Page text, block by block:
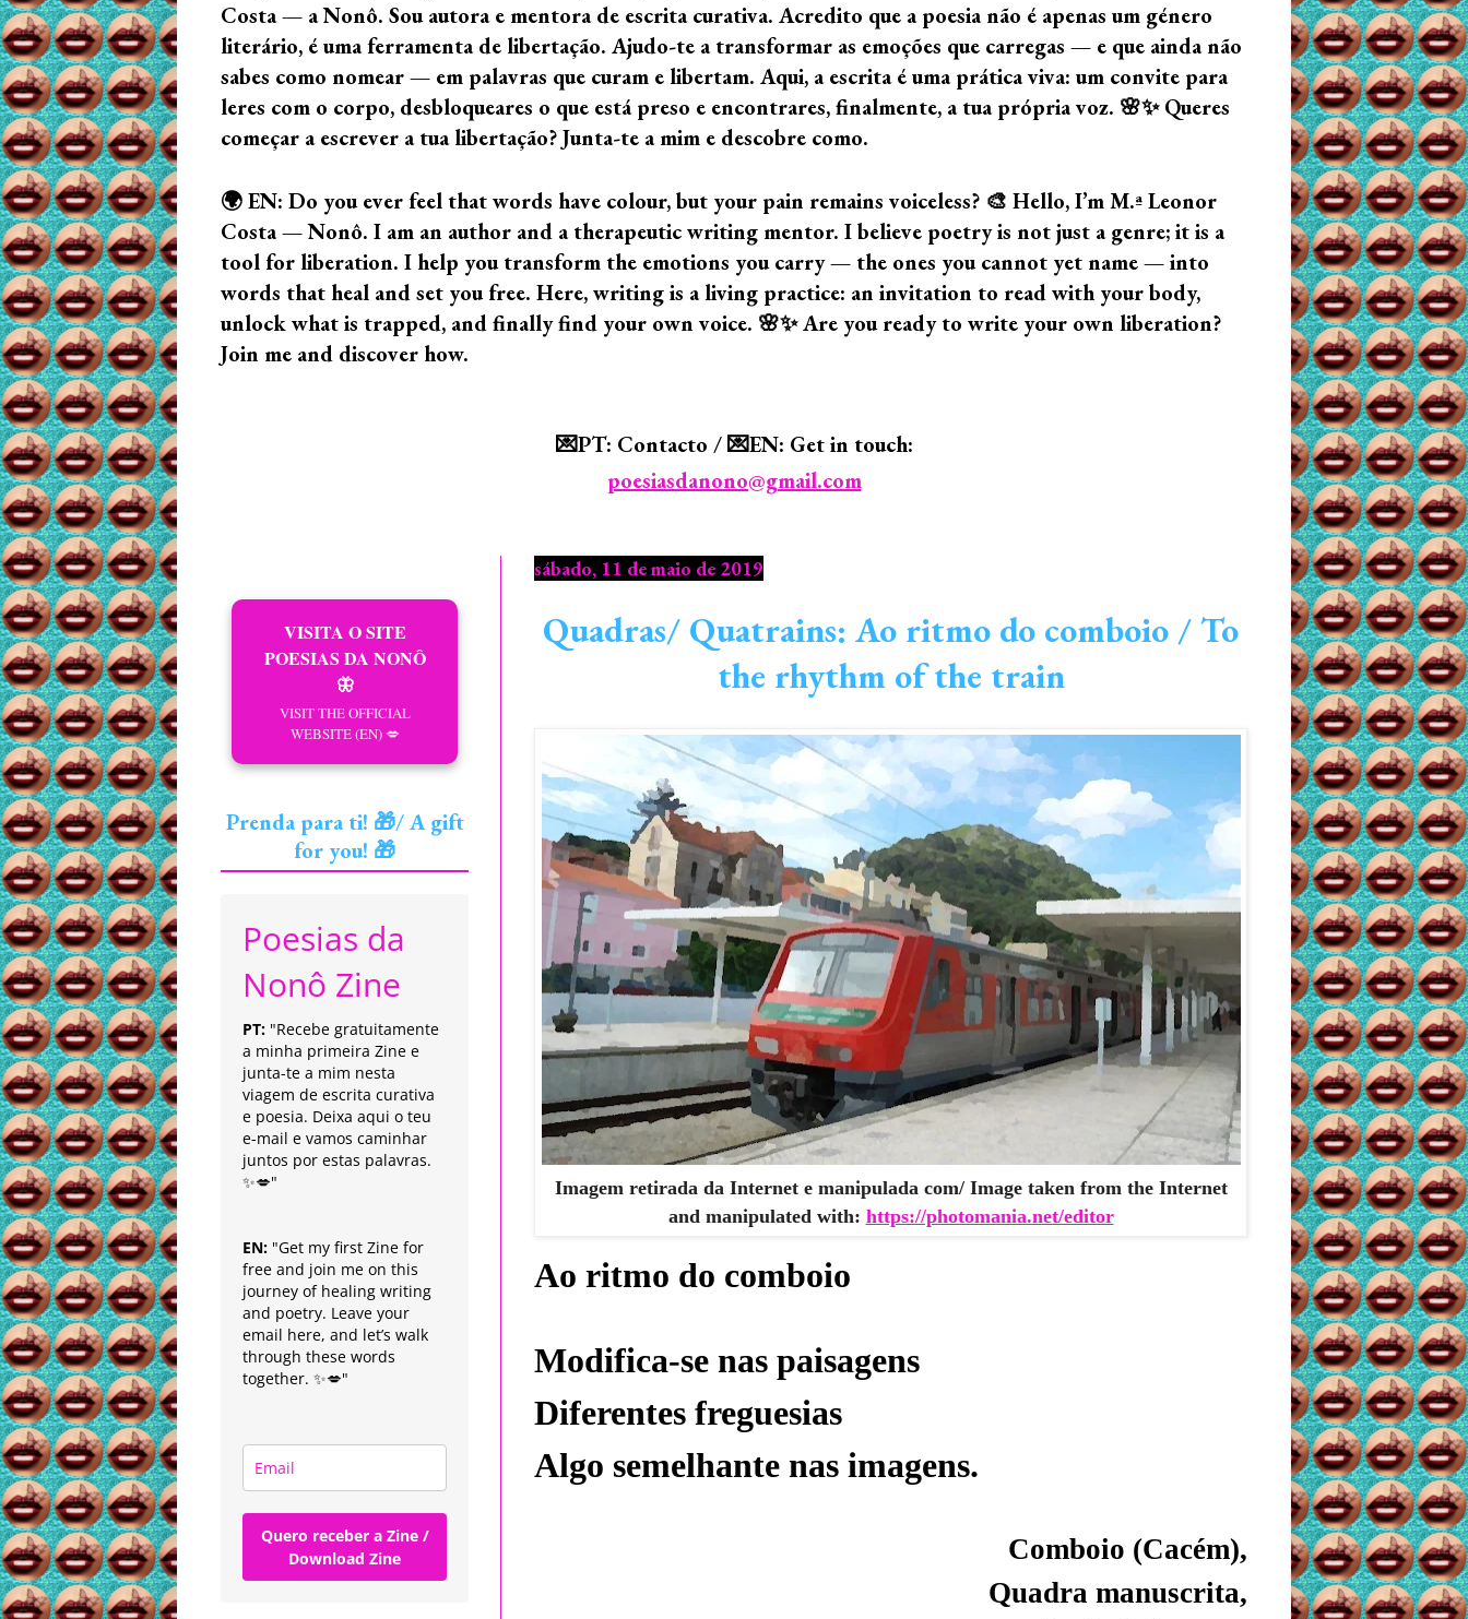
Costa — a Nonô. Sou autora e mentora de escrita curativa. Acredito que a poesia não é apenas um género
literário, é uma ferramenta de libertação. Ajudo-te a transformar as emoções que carregas — e que ainda não
sabes como nomear — em palavras que curam e libertam. Aqui, a escrita é uma prática viva: um convite para
leres com o corpo, desbloqueares o que está preso e encontrares, finalmente, a tua própria voz. 🌸✨ Queres
começar a escrever a tua libertação? Junta-te a mim e descobre como.
🌍 EN: Do you ever feel that words have colour, but your pain remains voiceless? 🎨 Hello, I’m M.ª Leonor
Costa — Nonô. I am an author and a therapeutic writing mentor. I believe poetry is not just a genre; it is a
tool for liberation. I help you transform the emotions you carry — the ones you cannot yet name — into
words that heal and set you free. Here, writing is a living practice: an invitation to read with your body,
unlock what is trapped, and finally find your own voice. 🌸✨ Are you ready to write your own liberation?
Join me and discover how.
💌PT: Contacto / 💌EN: Get in touch:
poesiasdanono@gmail.com
sábado, 11 de maio de 2019
Quadras/ Quatrains: Ao ritmo do comboio / To
the rhythm of the train
Imagem retirada da Internet e manipulada com/ Image taken from the Internet
and manipulated with: https://photomania.net/editor
Ao ritmo do comboio
Modifica-se nas paisagens
Diferentes freguesias
Algo semelhante nas imagens.
Comboio (Cacém),
Quadra manuscrita,
VISITA O SITE
POESIAS DA NONÔ
🦋
VISIT THE OFFICIAL
WEBSITE (EN) 💋
Prenda para ti! 🎁/ A gift
for you! 🎁
Poesias da
Nonô Zine
PT: "Recebe gratuitamente
a minha primeira Zine e
junta-te a mim nesta
viagem de escrita curativa
e poesia. Deixa aqui o teu
e-mail e vamos caminhar
juntos por estas palavras.
✨💋"
EN: "Get my first Zine for
free and join me on this
journey of healing writing
and poetry. Leave your
email here, and let’s walk
through these words
together. ✨💋"
Quero receber a Zine /
Download Zine